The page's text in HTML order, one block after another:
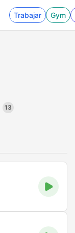
Trabajar Gym
13